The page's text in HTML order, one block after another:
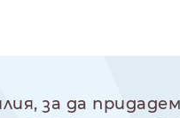
за да